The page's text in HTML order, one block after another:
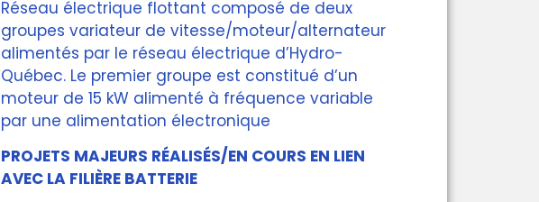
Réseau électrique flottant composé de deux
groupes variateur de vitesse/moteur/alternateur
alimentés par le réseau électrique d’Hydro-
Québec. Le premier groupe est constitué d’un
moteur de 15 kW alimenté à fréquence variable
par une alimentation électronique
PROJETS MAJEURS RÉALISÉS/EN COURS EN LIEN
AVEC LA FILIÈRE BATTERIE